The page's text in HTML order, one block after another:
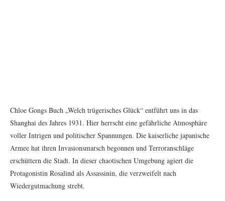
Chloe Gongs Buch „Welch trügerisches Glück“ entführt uns in das
Shanghai des Jahres 1931. Hier herrscht eine gefährliche Atmosphäre
voller Intrigen und politischer Spannungen. Die kaiserliche japanische
Armee hat ihren Invasionsmarsch begonnen und Terroranschläge
erschüttern die Stadt. In dieser chaotischen Umgebung agiert die
Protagonistin Rosalind als Assassinin, die verzweifelt nach
Wiedergutmachung strebt.